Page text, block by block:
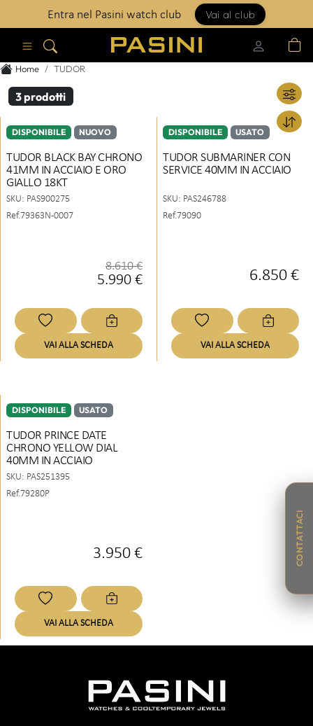
Entra nel Pasini watch club Vai al club
Apri menu
Home TUDOR
3prodotti
DISPONIBILE NUOVO
TUDOR BLACK BAY CHRONO
41MM IN ACCIAIO E ORO
GIALLO 18KT
SKU: PAS900275
Ref.79363N-0007
8.610 €
5.990 €
VAI ALLA SCHEDA
DISPONIBILE USATO
TUDOR SUBMARINER CON
SERVICE 40MM IN ACCIAIO
SKU: PAS246788
Ref.79090
6.850 €
VAI ALLA SCHEDA
DISPONIBILE USATO
TUDOR PRINCE DATE
CHRONO YELLOW DIAL
40MM IN ACCIAIO
SKU: PAS251395
Ref.79280P
3.950 €
VAI ALLA SCHEDA
CONTATTACI